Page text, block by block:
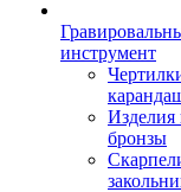
инструмент
Изделия
бронзы